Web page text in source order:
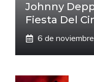
Johnny Depp
Fiesta Del
6 de